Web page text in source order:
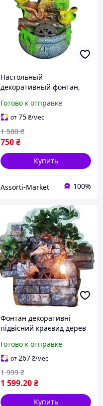
Настольный
декоративный фонтан,
воздуха с птичками
20х14х12см
Готово к отправке
от75₴/мес
750₴
1 500 ₴
Купить
Assorti-Market 100%
Фонтан декоративні
підвісний краєвид дерев
млин 35х35х16 см
Готово к отправке
от267₴/мес
1 599.20₴
1 999 ₴
Купить